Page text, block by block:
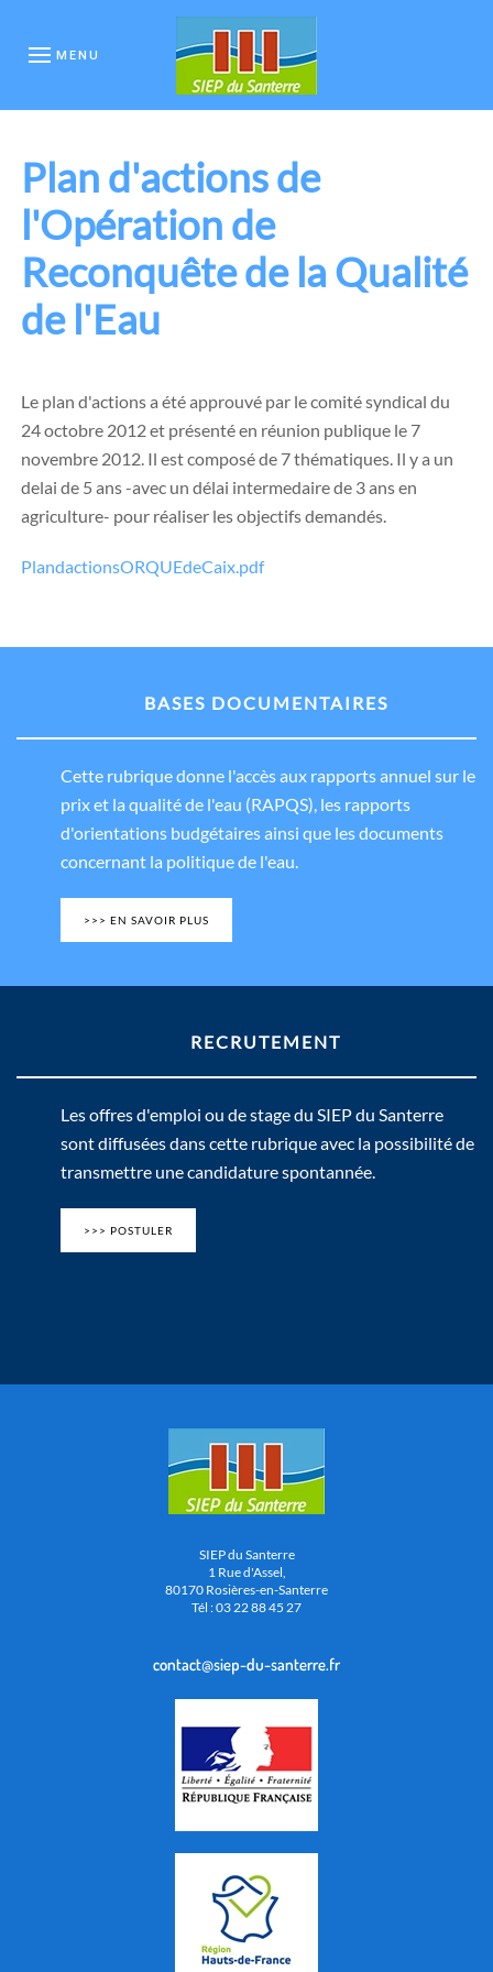
MENU
Plan d'actions de
l'Opération de
Reconquête de la Qualité
de l'Eau
Le plan d'actions a été approuvé par le comité syndical du
24 octobre 2012 et présenté en réunion publique le 7
novembre 2012. Il est composé de 7 thématiques. Il y a un
delai de 5 ans -avec un délai intermedaire de 3 ans en
agriculture- pour réaliser les objectifs demandés.
PlandactionsORQUEdeCaix.pdf
BASES DOCUMENTAIRES
Cette rubrique donne l'accès aux rapports annuel sur le
prix et la qualité de l'eau (RAPQS), les rapports
d'orientations budgétaires ainsi que les documents
concernant la politique de l'eau.
>>> EN SAVOIR PLUS
RECRUTEMENT
Les offres d'emploi ou de stage du SIEP du Santerre
sont diffusées dans cette rubrique avec la possibilité de
transmettre une candidature spontannée.
>>> POSTULER
SIEP du Santerre
1 Rue d'Assel,
80170 Rosières-en-Santerre
Tél : 03 22 88 45 27